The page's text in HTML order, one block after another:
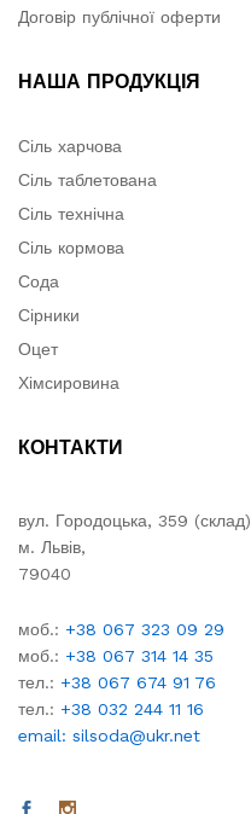
Договір публічної оферти
НАША ПРОДУКЦІЯ
Сіль харчова
Сіль таблетована
Сіль технічна
Сіль кормова
Сода
Сірники
Оцет
Хімсировина
КОНТАКТИ
вул. Городоцька, 359 (склад)
м. Львів,
79040
моб.: +38 067 323 09 29
моб.: +38 067 314 14 35
тел.: +38 067 674 91 76
тел.: +38 032 244 11 16
email: silsoda@ukr.net